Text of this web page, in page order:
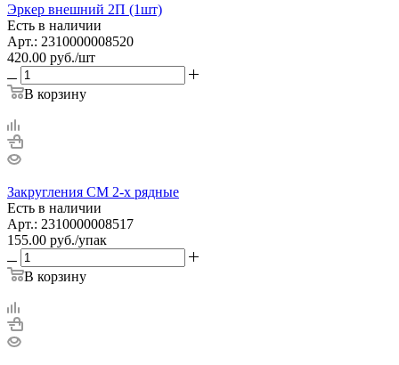
Эркер внешний 2П (1шт)
Есть в наличии
Арт.: 2310000008520
420.00 руб./шт
В корзину
Закругления СМ 2-х рядные
Есть в наличии
Арт.: 2310000008517
155.00 руб./упак
В корзину